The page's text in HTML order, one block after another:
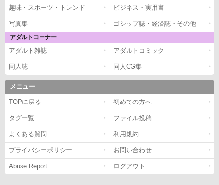
趣味・スポーツ・トレンド ビジネス・実用書
写真集 ゴシップ誌・経済誌・その他
アダルトコーナー
アダルト雑誌 アダルトコミック
同人誌 同人CG集
メニュー
TOPに戻る 初めての方へ
タグ一覧 ファイル投稿
よくある質問 利用規約
プライバシーポリシー お問い合わせ
Abuse Report ログアウト